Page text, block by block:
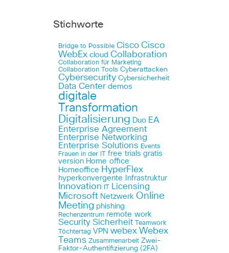
Stichworte
Bridge to Possible Cisco Cisco
WebEx cloud Collaboration
Collaboration für Marketing
Collaboration Tools Cyberattacken
Cybersecurity Cybersicherheit
Data Center demos
digitale
Transformation
Digitalisierung Duo EA
Enterprise Agreement
Enterprise Networking
Enterprise Solutions Events
Frauen in der IT
free trials gratis
version Home office
Homeoffice HyperFlex
hyperkonvergente Infrastruktur
Innovation Licensing
Microsoft Netzwerk Online
Meeting phishing
Rechenzentrum remote work
Security Sicherheit
Teamwork
Töchtertag VPN webex Webex
Teams Zusammenarbeit Zwei-
Faktor-Authentifizierung (2FA)